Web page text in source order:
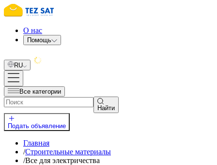
О нас
Помощь
RU
Все категории
Найти
Подать объявление
Главная
/Строительные материалы
/Все для электричества